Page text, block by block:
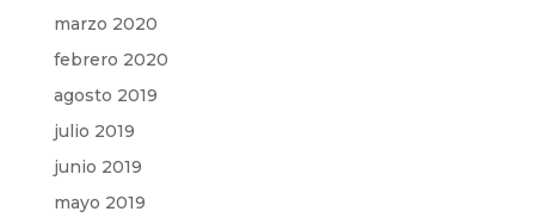
marzo 2020
febrero 2020
agosto 2019
julio 2019
junio 2019
mayo 2019